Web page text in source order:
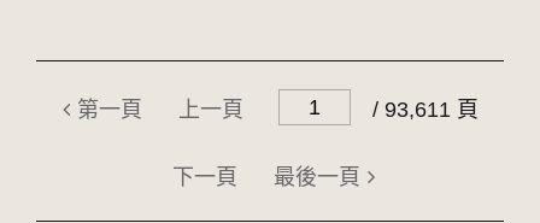
第一頁 上一頁 / 93,611 頁
下一頁 最後一頁